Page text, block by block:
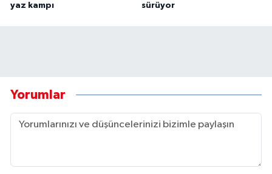
yaz kampı
sürüyor
Yorumlar